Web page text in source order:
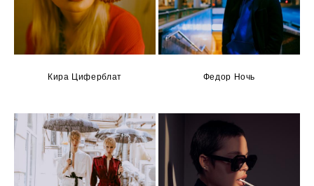
Кира Циферблат Федор Ночь